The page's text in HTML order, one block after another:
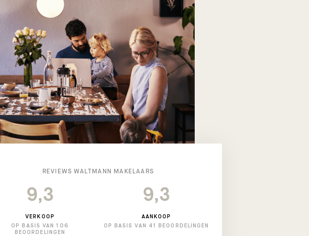
REVIEWS WALTMANN MAKELAARS
9,3
VERKOOP
OP BASIS VAN 106
BEOORDELINGEN
9,3
AANKOOP
OP BASIS VAN 41 BEOORDELINGEN